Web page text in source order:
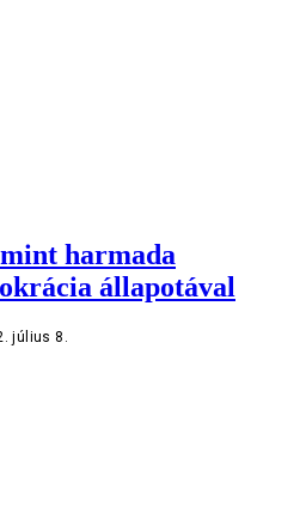
harmada
állapotával
július 8.